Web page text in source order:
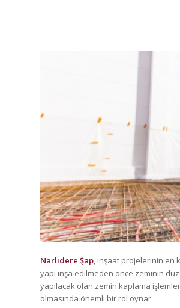
Narlıdere Şap , inşaat projelerinin en
yapı inşa edilmeden önce zeminin
yapılacak olan zemin kaplama
olmasında önemli bir rol oynar.